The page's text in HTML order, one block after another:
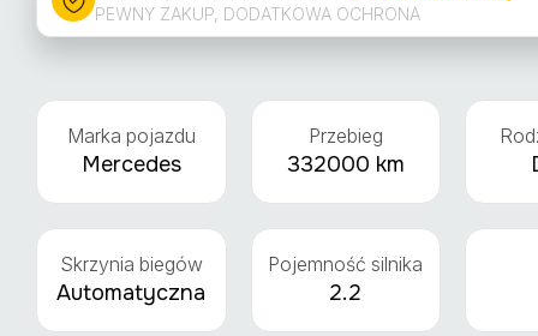
PEWNY ZAKUP, DODATKOWA OCHRONA
Marka pojazdu
Mercedes
Przebieg
332000 km
Skrzynia biegów
Automatyczna
Pojemność silnika
2.2